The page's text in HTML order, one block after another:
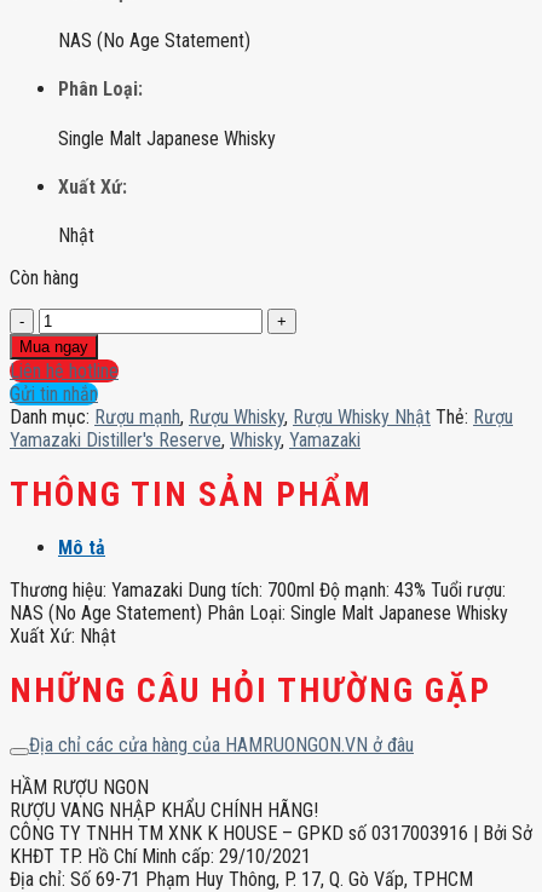
NAS (No Age Statement)
Phân Loại:
Single Malt Japanese Whisky
Xuất Xứ:
Nhật
Còn hàng
Rượu
Yamazaki
Distiller's
Reserve
số
lượng
Mua ngay
Liên hệ hotline
Gửi tin nhắn
Danh mục: Rượu mạnh, Rượu Whisky, Rượu Whisky Nhật Thẻ: Rượu
Yamazaki Distiller's Reserve, Whisky, Yamazaki
THÔNG TIN SẢN PHẨM
Mô tả
Thương hiệu: Yamazaki Dung tích: 700ml Độ mạnh: 43% Tuổi rượu:
NAS (No Age Statement) Phân Loại: Single Malt Japanese Whisky
Xuất Xứ: Nhật
NHỮNG CÂU HỎI THƯỜNG GẶP
Địa chỉ các cửa hàng của HAMRUONGON.VN ở đâu
HẦM RƯỢU NGON
RƯỢU VANG NHẬP KHẨU CHÍNH HÃNG!
CÔNG TY TNHH TM XNK K HOUSE – GPKD số 0317003916 | Bởi Sở
KHĐT TP. Hồ Chí Minh cấp: 29/10/2021
Địa chỉ: Số 69-71 Phạm Huy Thông, P. 17, Q. Gò Vấp, TPHCM